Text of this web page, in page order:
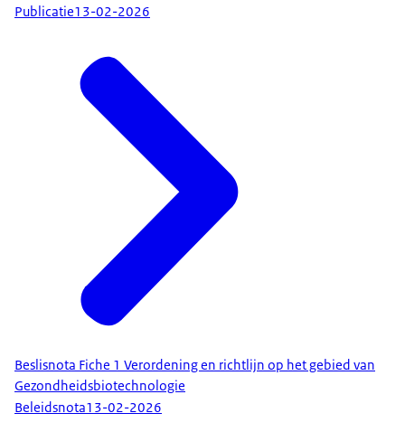
Publicatie13-02-2026
Beslisnota Fiche 1 Verordening en richtlijn op het gebied van
Gezondheidsbiotechnologie
Beleidsnota13-02-2026